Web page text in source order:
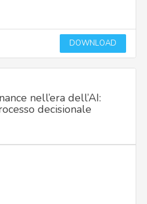
DOWNLOAD
nell’era dell’AI:
decisionale